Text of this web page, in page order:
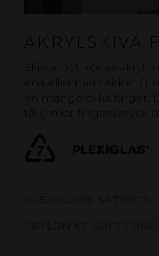
AKRYLSKIVA
Skivor och rör av akryl
ena eller båda sidor.
en mängd olika färger.
tålig mot fingeravtryck